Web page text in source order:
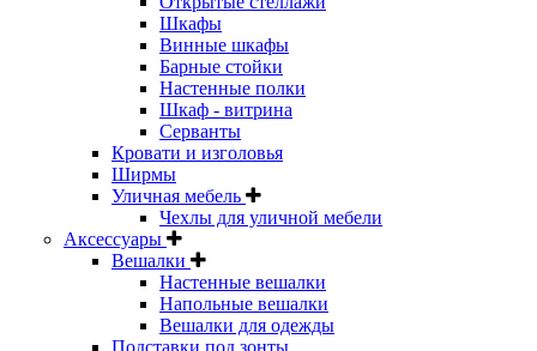
Шкафы
Винные шкафы
Барные стойки
Настенные полки
Шкаф - витрина
Серванты
Кровати и изголовья
Ширмы
Уличная мебель
Чехлы для уличной мебели
Аксессуары
Вешалки
Настенные вешалки
Напольные вешалки
Вешалки для одежды
Подставки под зонты